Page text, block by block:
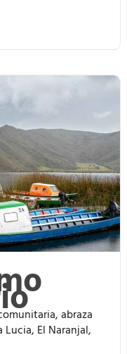
abraza
Lucia, El Naranjal,